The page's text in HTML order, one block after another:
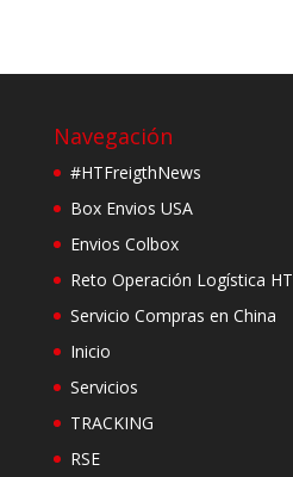
Navegación
#HTFreigthNews
Box Envios USA
Envios Colbox
Reto Operación Logística HT
Servicio Compras en China
Inicio
Servicios
TRACKING
RSE